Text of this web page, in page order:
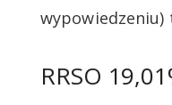
RRSO